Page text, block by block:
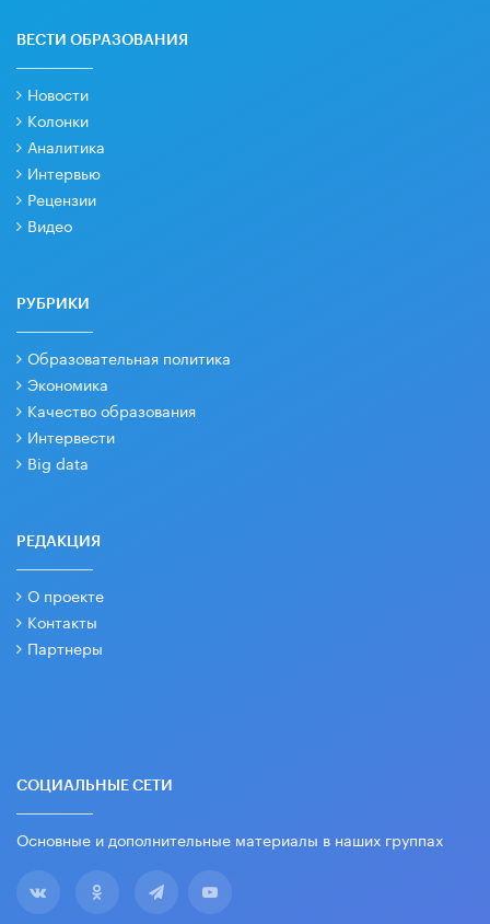
ВЕСТИ ОБРАЗОВАНИЯ
Новости
Колонки
Аналитика
Интервью
Рецензии
Видео
РУБРИКИ
Образовательная политика
Экономика
Качество образования
Интервести
Big data
РЕДАКЦИЯ
О проекте
Контакты
Партнеры
СОЦИАЛЬНЫЕ СЕТИ
Основные и дополнительные материалы в наших группах